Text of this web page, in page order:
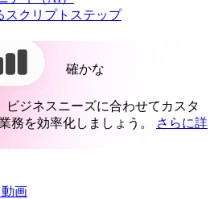
スクリプトステップ
確かな
ビジネスニーズに合わせてカスタ
務を効率化しましょう。
さらに詳
画